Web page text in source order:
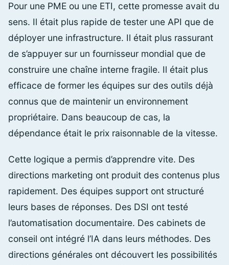
Pour une PME ou une ETI, cette promesse avait du
sens. Il était plus rapide de tester une API que de
déployer une infrastructure. Il était plus rassurant
de s’appuyer sur un fournisseur mondial que de
construire une chaîne interne fragile. Il était plus
efficace de former les équipes sur des outils déjà
connus que de maintenir un environnement
propriétaire. Dans beaucoup de cas, la
dépendance était le prix raisonnable de la vitesse.
Cette logique a permis d’apprendre vite. Des
directions marketing ont produit des contenus plus
rapidement. Des équipes support ont structuré
leurs bases de réponses. Des DSI ont testé
l’automatisation documentaire. Des cabinets de
conseil ont intégré l’IA dans leurs méthodes. Des
directions générales ont découvert les possibilités